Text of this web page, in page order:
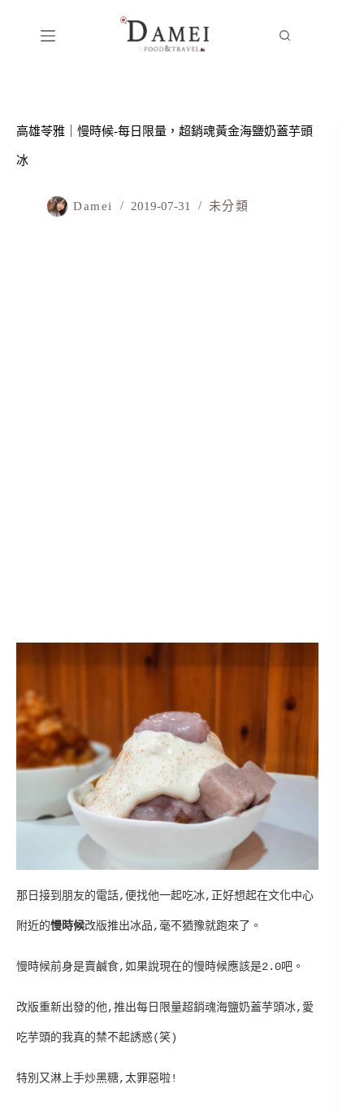
高雄苓雅｜慢時候-每日限量，超銷魂黃金海鹽奶蓋芋頭
冰
Damei 2019-07-31 未分類
那日接到朋友的電話,便找他一起吃冰,正好想起在文化中心
附近的慢時候改版推出冰品,毫不猶豫就跑來了。
慢時候前身是賣鹹食,如果說現在的慢時候應該是2.0吧。
改版重新出發的他,推出每日限量超銷魂海鹽奶蓋芋頭冰,愛
吃芋頭的我真的禁不起誘惑(笑)
特別又淋上手炒黑糖,太罪惡啦!